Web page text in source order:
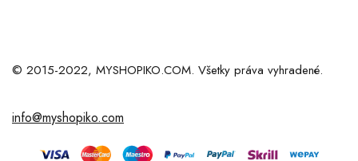
© 2015-2022, MYSHOPIKO.COM. Všetky práva vyhradené.
info@myshopiko.com